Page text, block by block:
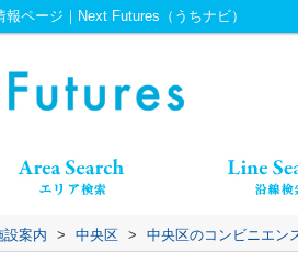
ページ｜Next Futures（うちナビ）
設案内 > 中央区 > 中央区のコンビニエン